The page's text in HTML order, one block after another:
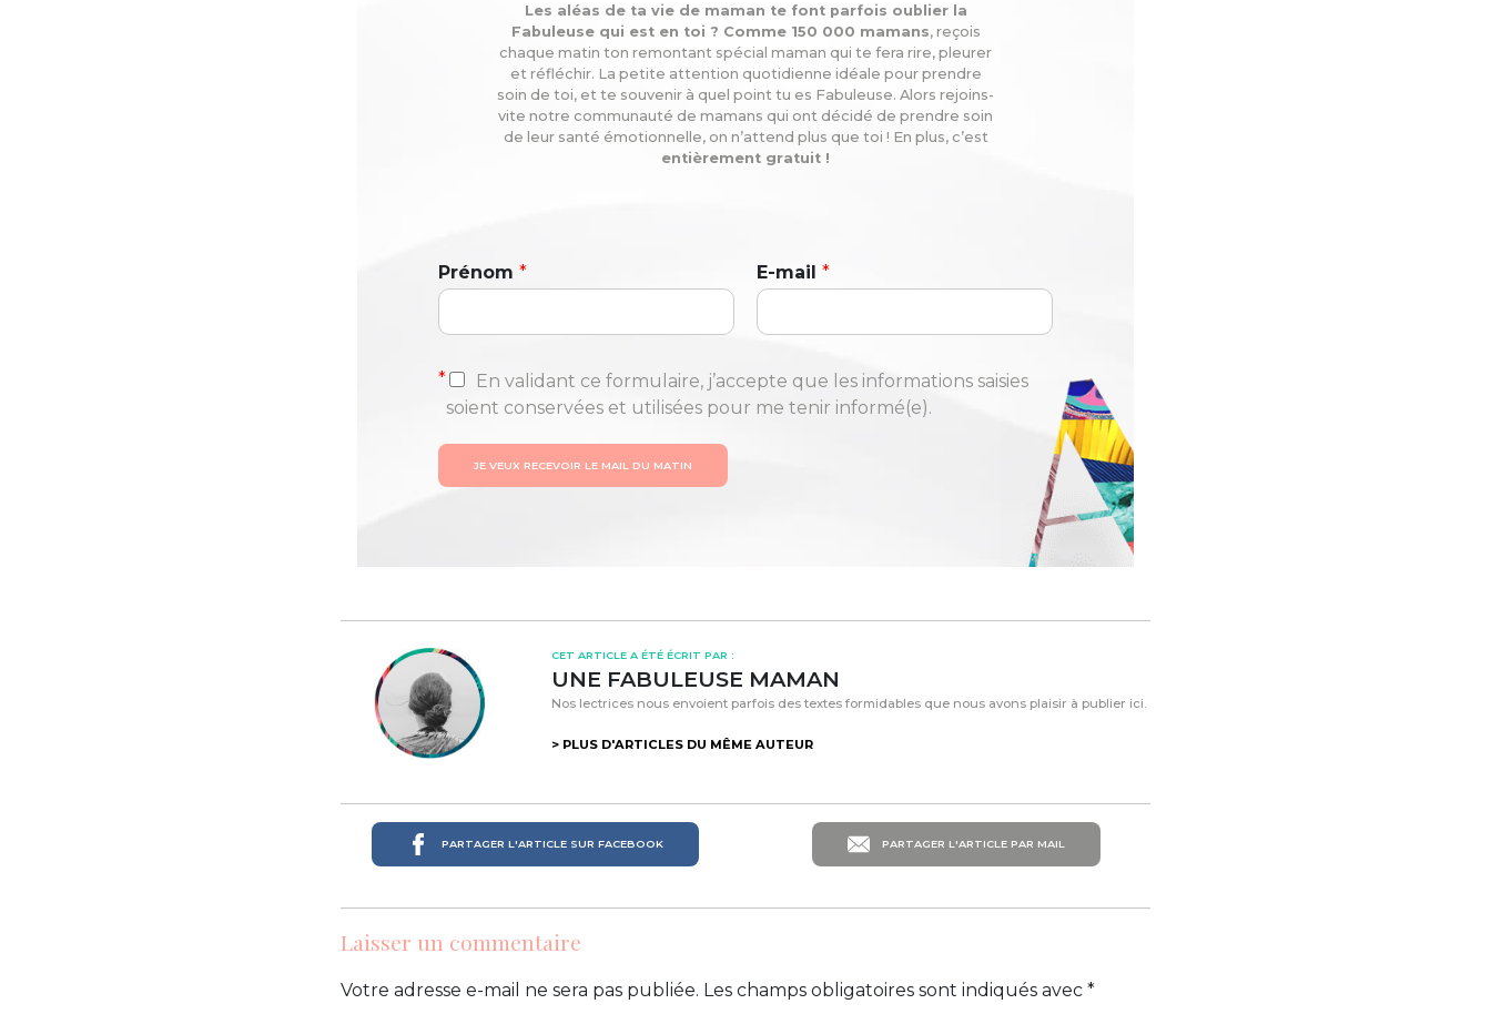
Les aléas de ta vie de maman te font parfois oublier la
Fabuleuse qui est en toi ? Comme 150 000 mamans, reçois
chaque matin ton remontant spécial maman qui te fera rire, pleurer
et réfléchir. La petite attention quotidienne idéale pour prendre
soin de toi, et te souvenir à quel point tu es Fabuleuse. Alors rejoins-
vite notre communauté de mamans qui ont décidé de prendre soin
de leur santé émotionnelle, on n’attend plus que toi ! En plus, c’est
entièrement gratuit !
Prénom* E-mail *
*
En validant ce formulaire, j’accepte que les informations saisies
soient conservées et utilisées pour me tenir informé(e).
JE VEUX RECEVOIR LE MAIL DU MATIN
CET ARTICLE A ÉTÉ ÉCRIT PAR :
UNE FABULEUSE MAMAN
Nos lectrices nous envoient parfois des textes formidables que nous avons plaisir à publier ici.
> PLUS D'ARTICLES DU MÊME AUTEUR
PARTAGER L'ARTICLE SUR FACEBOOK PARTAGER L'ARTICLE PAR MAIL
Laisser un commentaire
Votre adresse e-mail ne sera pas publiée. Les champs obligatoires sont indiqués avec *